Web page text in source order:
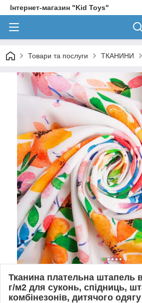
Інтернет-магазин "Kid Toys"
Товари та послуги ТКАНИНИ
Тканина плательна штапель
г/м2 для суконь, спідниць,
комбінезонів, дитячого